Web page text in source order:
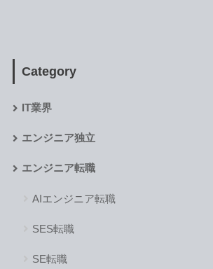
Category
IT業界
エンジニア独立
エンジニア転職
AIエンジニア転職
SES転職
SE転職